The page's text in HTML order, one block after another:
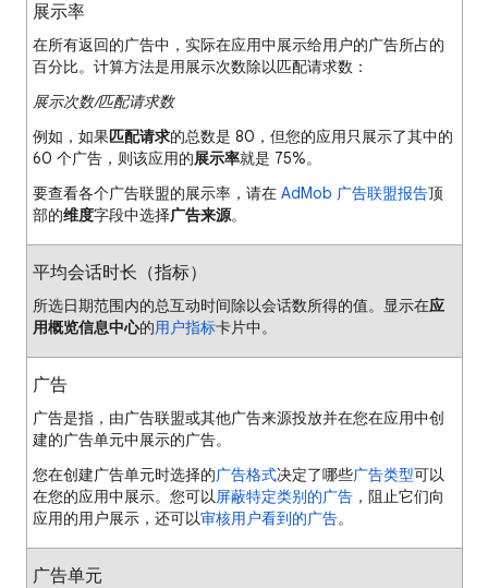
展示率
在所有返回的广告中，实际在应用中展示给用户的广告所占的
百分比。计算方法是用展示次数除以匹配请求数：
展示次数/匹配请求数
例如，如果匹配请求的总数是 80，但您的应用只展示了其中的
60 个广告，则该应用的展示率就是 75%。
要查看各个广告联盟的展示率，请在 AdMob 广告联盟报告顶
部的维度字段中选择广告来源。
平均会话时长（指标）
所选日期范围内的总互动时间除以会话数所得的值。显示在应
用概览信息中心的用户指标卡片中。
广告
广告是指，由广告联盟或其他广告来源投放并在您在应用中创
建的广告单元中展示的广告。
您在创建广告单元时选择的广告格式决定了哪些广告类型可以
在您的应用中展示。您可以屏蔽特定类别的广告 ，阻止它们向
应用的用户展示，还可以审核用户看到的广告。
广告单元